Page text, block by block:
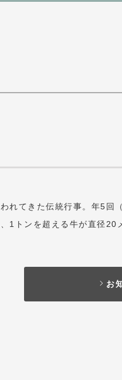
れてきた伝統行事。年5
1トンを超える牛が直径20
お